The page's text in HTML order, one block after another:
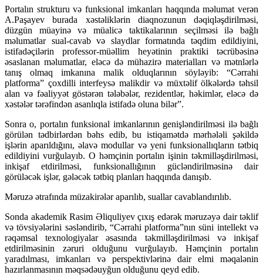
Portalın strukturu və funksional imkanları haqqında məlumat verən
A.Paşayev burada xəstəliklərin diaqnozunun dəqiqləşdirilməsi,
düzgün müayinə və müalicə taktikalarının seçilməsi ilə bağlı
məlumatlar sual-cavab və slaydlar formatında təqdim edildiyini,
istifadəçilərin professor-müəllim heyətinin praktiki təcrübəsinə
əsaslanan məlumatlar, eləcə də mühazirə materialları və mətnlərlə
tanış olmaq imkanına malik olduqlarının söyləyib: “Cərrahi
platforma” çoxdilli interfeysə malikdir və müxtəlif ölkələrdə təhsil
alan və fəaliyyət göstərən tələbələr, rezidentlər, həkimlər, eləcə də
xəstələr tərəfindən asanlıqla istifadə oluna bilər”.
Sonra o, portalın funksional imkanlarının genişləndirilməsi ilə bağlı
görülən tədbirlərdən bəhs edib, bu istiqamətdə mərhələli şəkildə
işlərin aparıldığını, əlavə modullar və yeni funksionallıqların tətbiq
edildiyini vurğulayıb. O həmçinin portalın işinin təkmilləşdirilməsi,
inkişaf etdirilməsi, funksionallığının gücləndirilməsinə dair
görüləcək işlər, gələcək tətbiq planları haqqında danışıb.
Məruzə ətrafında müzakirələr aparılıb, suallar cavablandırılıb.
Sonda akademik Rasim Əliquliyev çıxış edərək məruzəyə dair təklif
və tövsiyələrini səsləndirib, “Cərrahi platforma”nın süni intellekt və
rəqəmsal texnologiyalar əsasında təkmilləşdirilməsi və inkişaf
etdirilməsinin zəruri olduğunu vurğulayıb. Həmçinin portalın
yaradılması, imkanları və perspektivlərinə dair elmi məqalənin
hazırlanmasının məqsədəuyğun olduğunu qeyd edib.